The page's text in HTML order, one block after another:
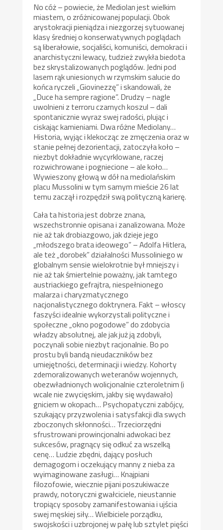
No cóż – powiecie, że Mediolan jest wielkim
miastem, o zróżnicowanej populacji. Obok
arystokracji pieniądza i niezgorzej sytuowanej
klasy średniej o konserwatywnych poglądach
są liberałowie, socjaliści, komuniści, demokraci i
anarchistyczni lewacy, tudzież zwykła biedota
bez skrystalizowanych poglądów. Jedni pod
lasem rąk uniesionych w rzymskim salucie do
końca ryczeli „Giovinezzę” i skandowali, że
„Duce ha sempre ragione”. Drudzy – nagle
uwolnieni z terroru czarnych koszul – dali
spontanicznie wyraz swej radości, plując i
ciskając kamieniami. Dwa różne Mediolany…
Historia, wyjąc i klekocząc ze zmęczenia oraz w
stanie pełnej dezorientacji, zatoczyła koło –
niezbyt dokładnie wycyrklowane, raczej
rozwichrowane i pogniecione – ale koło…
Wywieszony głową w dół na mediolańskim
placu Mussolini w tym samym mieście 26 lat
temu zaczął i rozpędził swą polityczną karierę.
Cała ta historia jest dobrze znana,
wszechstronnie opisana i zanalizowana. Może
nie aż tak drobiazgowo, jak dzieje jego
„młodszego brata ideowego” – Adolfa Hitlera,
ale też „dorobek” działalności Mussoliniego w
globalnym sensie wielokrotnie był mniejszy i
nie aż tak śmiertelnie poważny, jak tamtego
austriackiego gefrajtra, niespełnionego
malarza i charyzmatycznego
nacjonalistycznego doktrynera. Fakt – włoscy
faszyści idealnie wykorzystali polityczne i
społeczne „okno pogodowe” do zdobycia
władzy absolutnej, ale jak już ją zdobyli,
poczynali sobie niezbyt racjonalnie. Bo po
prostu byli bandą nieudaczników bez
umiejętności, determinacji i wiedzy. Kohorty
zdemoralizowanych weteranów wojennych,
obezwładnionych wolicjonalnie czteroletnim (i
wcale nie zwycięskim, jakby się wydawało)
gniciem w okopach… Psychopatyczni zabójcy,
szukający przyzwolenia i satysfakcji dla swych
zboczonych skłonności… Trzeciorzędni
sfrustrowani prowincjonalni adwokaci bez
sukcesów, pragnący się odkuć za wszelką
cenę… Ludzie zbędni, dający posłuch
demagogom i oczekujący manny z nieba za
wyimaginowane zasługi… Knajpiani
filozofowie, wiecznie pijani poszukiwacze
prawdy, notoryczni gwałciciele, nieustannie
tropiący sposoby zamanifestowania i ujścia
swej męskiej siły… Wielbiciele porządku,
swojskości i uzbrojonej w pałę lub sztylet pięści